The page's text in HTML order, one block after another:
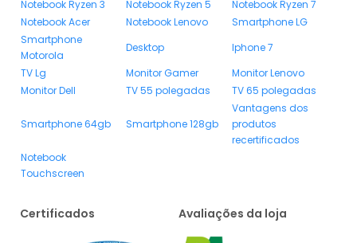
Notebook Ryzen 3
Notebook Ryzen 5
Notebook Ryzen 7
Notebook Acer
Notebook Lenovo
Smartphone LG
Smartphone
Motorola
Desktop
Iphone 7
TV Lg
Monitor Gamer
Monitor Lenovo
Monitor Dell
TV 55 polegadas TV 65 polegadas
Smartphone 64gb Smartphone 128gb
Vantagens dos
produtos
recertificados
Notebook
Touchscreen
Certificados Avaliações da loja